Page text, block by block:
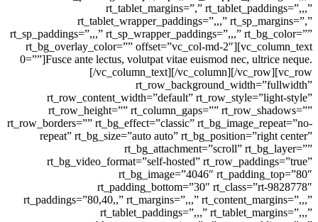
rt_tablet_margins=”,”
rt_tablet_wrapper_paddings=”,,,”
rt_sp_paddings=”,,,” rt_sp_wrapper_paddings=”,,,”
rt_bg_overlay_color=”” offset=”vc_col-md-
0=””]Fusce ante lectus, volutpat vitae euismod nec,
[/vc_column_text][/vc_column][/
rt_row_content_width=”default”
rt_row_height=”” rt_column_gaps=””
rt_row_borders=”” rt_bg_effect=”classic”
repeat” rt_bg_size=”auto auto”
rt_bg_attachment=”scroll”
rt_bg_video_format=”self-hosted”
rt_bg_image=”4046″
rt_padding_bottom=”30″
rt_paddings=”80,40,,” rt_margins=”,,,”
rt_tablet_paddings=”,,,”